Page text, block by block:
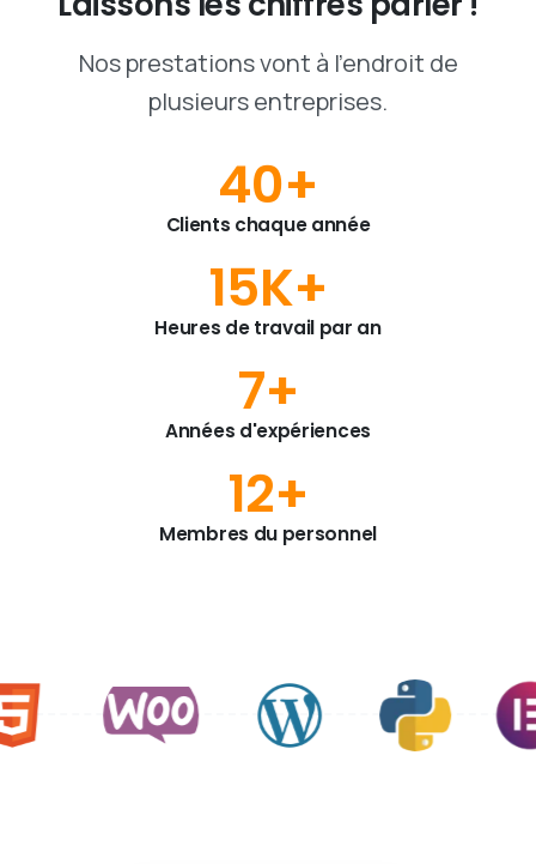
Nos prestations vont à l'endroit de
plusieurs entreprises.
40+
Clients chaque année
15K+
Heures de travail par an
7+
Années d'expériences
12+
Membres du personnel